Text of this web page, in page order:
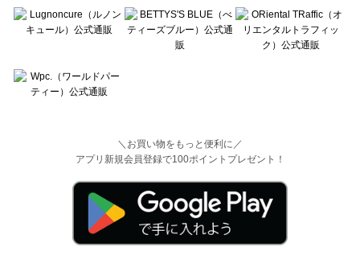
＼お買い物をもっと便利に／
アプリ新規会員登録で100ポイントプレゼント！